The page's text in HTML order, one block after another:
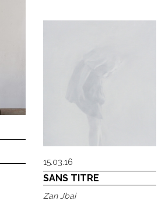
15.03.16
SANS TITRE
Zan Jbai